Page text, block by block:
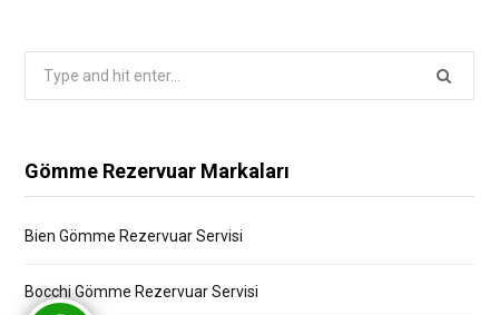
Gömme Rezervuar Markaları
Bien Gömme Rezervuar Servisi
Bocchi Gömme Rezervuar Servisi